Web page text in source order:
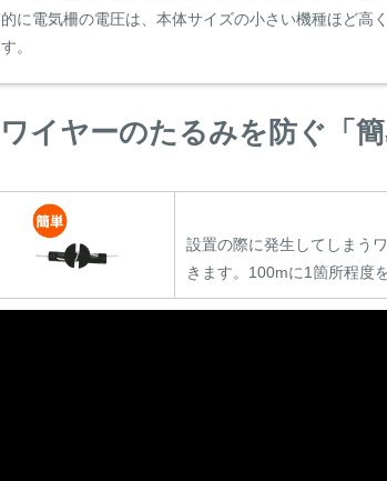
的に電気柵の電圧は、本体サイズの小さい機種ほど高
す。
ワイヤーのたるみを防ぐ「簡
設置の際に発生してしまう
きます。100mに1箇所程度